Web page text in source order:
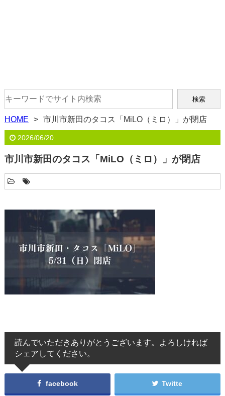
HOME 市川市新田のタコス「MiLO（ミロ）」が閉店
2026/06/20
市川市新田のタコス「MiLO（ミロ）」が閉店
読んでいただきありがとうございます。よろしければ
シェアしてください。
facebook Twitte